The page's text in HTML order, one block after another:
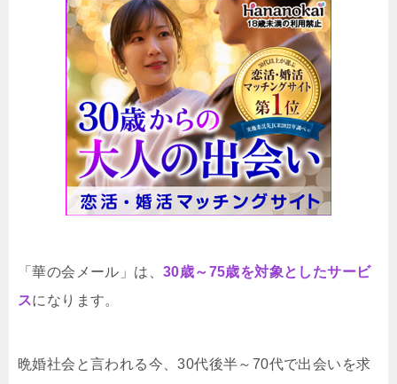
「華の会メール」は、 30歳～75歳を対象としたサービ
スになります。
晩婚社会と言われる今、30代後半～70代で出会いを求